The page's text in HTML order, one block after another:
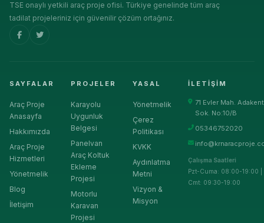
TSE onaylı yetkili araç proje ofisi. Türkiye genelinde tüm araç
tadilat projeleriniz için güvenilir çözüm ortağınız.
SAYFALAR
Araç Proje
Anasayfa
Hakkımızda
Araç Proje
Hizmetleri
Yönetmelik
Blog
İletişim
PROJELER
Karayolu
Uygunluk
Belgesi
Panelvan
Araç Koltuk
Ekleme
Projesi
Motorlu
Karavan
Projesi
YASAL
Yönetmelik
Çerez
Politikası
KVKK
Aydınlatma
Metni
Vizyon &
Misyon
İLETIŞIM
71 Evler Mah. Adakent
Sok. No:10/B
05346752020
Çalışma Saatleri
Pzt-Cuma: 08:00-19:00 |
Cmt: 09:30-19:00